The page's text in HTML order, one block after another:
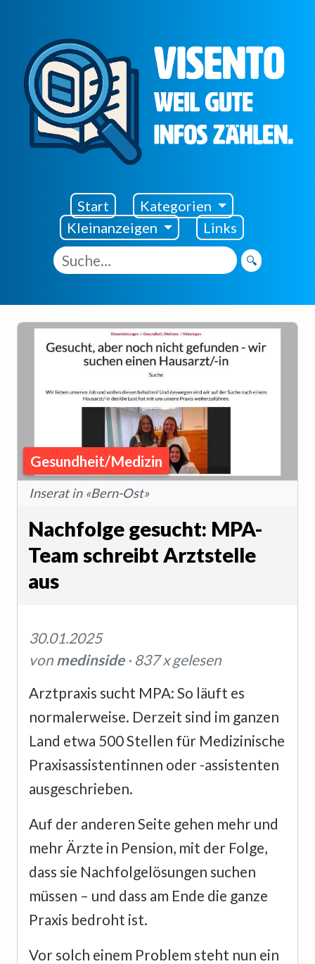
Start
Kategorien
Kleinanzeigen
Links
🔍
Gesundheit/Medizin
Inserat in «Bern-Ost»
Nachfolge gesucht: MPA-
Team schreibt Arztstelle
aus
30.01.2025
von medinside· 837 x gelesen
Arztpraxis sucht MPA: So läuft es
normalerweise. Derzeit sind im ganzen
Land etwa 500 Stellen für Medizinische
Praxisassistentinnen oder -assistenten
ausgeschrieben.
Auf der anderen Seite gehen mehr und
mehr Ärzte in Pension, mit der Folge,
dass sie Nachfolgelösungen suchen
müssen – und dass am Ende die ganze
Praxis bedroht ist.
Vor solch einem Problem steht nun ein